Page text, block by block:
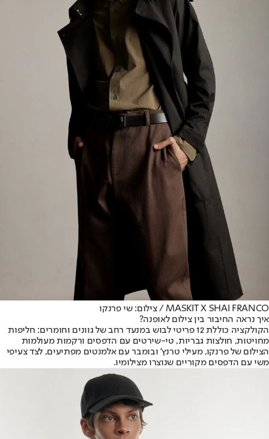
MASKIT X SHAI FRANCO / צילום: שי פרנקו
איך נראה החיבור בין צילום לאופנה?
הקולקציה כוללת 12 פריטי לבוש במנעד רחב של גוונים וחומרים: חליפות
מחויטות, חולצות גבריות, טי-שירטים עם הדפסים ורקמות מעולמות
הצילום של פרנקו, מעילי טרנץ' ובומבר עם אלמנטים מפתיעים, לצד צעיפי
משי עם הדפסים מקוריים שנוצרו מצילומיו.